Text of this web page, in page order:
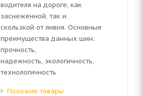
водителя на дороге, как
заснеженной, так и
скользкой от ливня. Основные
преимущества данных шин:
прочность,
надежность, экологичность,
технологичность
Похожие товары